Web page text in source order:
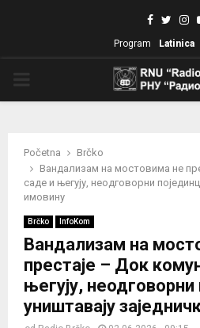
Facebook
Program Latinica
Početna
Brčko
Вандализам на мостовима не
саде и његују, неодговорни
имовину
Brčko InfoKom
Вандализам на
престаје – Док
његују, неодговорни
уништавају